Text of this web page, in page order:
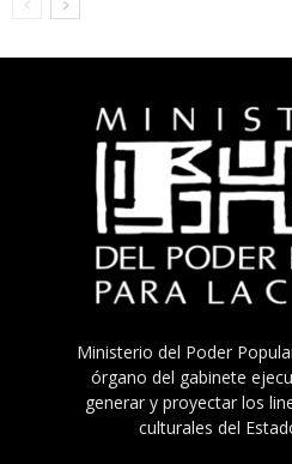
Ministerio del Poder
órgano del gabinete
generar y proyectar los
culturales del